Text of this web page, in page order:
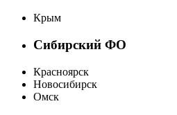
Крым
Сибирский ФО
Красноярск
Новосибирск
Омск